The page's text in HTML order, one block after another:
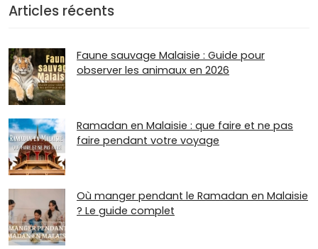
Articles récents
Faune sauvage Malaisie : Guide pour
observer les animaux en 2026
Ramadan en Malaisie : que faire et ne pas
faire pendant votre voyage
Où manger pendant le Ramadan en Malaisie
? Le guide complet